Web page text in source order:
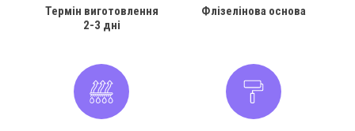
Термін виготовлення
2-3 дні
Флізелінова основа